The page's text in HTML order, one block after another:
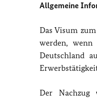
Allgemeine
Das Visum
werden,
Deutschland
Der Nachzug